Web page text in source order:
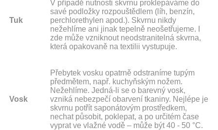
Tuk
V případě nutnosti skvrnu proklepáváme do
savé podložky rozpouštědlem (líh, benzín,
perchlorethylen apod.). Skvrnu nikdy
nežehlíme ani jinak tepelně neošetřujeme. I
zde může vzniknout neodstranitelná skvrna,
která opakovaně na textilii vystupuje.
Vosk
Přebytek vosku opatrně odstraníme tupým
předmětem, např. kuchyňským nožem.
Nežehlíme. Jedná-li se o barevný vosk,
vzniká nebezpečí obarvení tkaniny. Nejlépe je
skvrnu potřít saponátovým prostředkem,
nechat působit, poklepat, a po určitém čase
vyprat ve vlažné vodě – může být 40 - 50 °C.